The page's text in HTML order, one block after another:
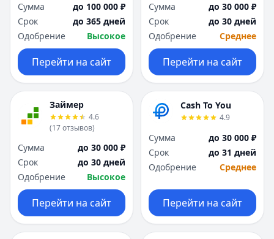
Оренбург
П
Пенза
Пермь
Р
Ростов-на-Дону
Рязань
С
Самара
Санкт-Петербург
Саратов
Сочи
Сургут
Т
Оренбург
П
Пенза
Пермь
Р
Ростов-на-Дону
Рязань
С
Самара
Санкт-Петербург
Саратов
Сочи
Сургут
Т
Сумма
до 100 000 ₽
Срок
до 365 дней
Одобрение
Высокое
Перейти на сайт
Сумма
до 30 000 ₽
Срок
до 30 дней
Одобрение
Среднее
Перейти на сайт
Займер
4.6
(17отзывов)
Сумма
до 30 000 ₽
Срок
до 30 дней
Одобрение
Высокое
Перейти на сайт
Cash To You
4.9
Сумма
до 30 000 ₽
Срок
до 31 дней
Одобрение
Среднее
Перейти на сайт